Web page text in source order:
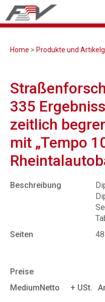
Home > Produkte und
335
zeitlich
mit „Tempo
Beschreibung
Seiten
48
Preise
MediumNetto + USt.